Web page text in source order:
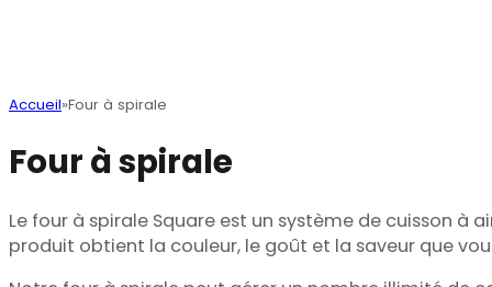
Accueil Four à spirale
Four à spirale
Le four à spirale Square est un système de cuisson à
produit obtient la couleur, le goût et la saveur que